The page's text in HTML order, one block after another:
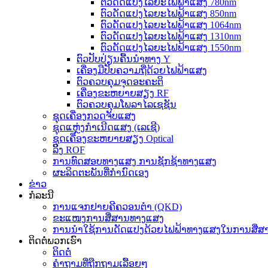
ຕົວດັດແປງໄລຍະໄຟຟ້າແສງ 780nm
ຕົວດັດແປງໄລຍະໄຟຟ້າແສງ 850nm
ຕົວດັດແປງໄລຍະໄຟຟ້າແສງ 1064nm
ຕົວດັດແປງໄລຍະໄຟຟ້າແສງ 1310nm
ຕົວດັດແປງໄລຍະໄຟຟ້າແສງ 1550nm
ຕົວປັບປ່ຽນຄື້ນນຳທາງ Y
ເຄື່ອງມືປັບຄວາມຖີ່ດ້ວຍໄຟຟ້າແສງ
ຕົວຄວບຄຸມຈຸດອະຄະຕິ
ເຄື່ອງຂະຫຍາຍສຽງ RF
ຕົວຄວບຄຸມໂພລາໄລເຊຊັນ
ຊຸດເຄື່ອງກວດຈັບແສງ
ຊຸດແຫຼ່ງກຳເນີດແສງ (ເລເຊີ)
ຊຸດເຄື່ອງຂະຫຍາຍສຽງ Optical
ລິ້ງ ROF
ການທົດສອບທາງແສງ ການຊັກຊ້າທາງແສງ
ຜະລິດຕະພັນທີ່ກຳນົດເອງ
ຂ່າວ
ກໍລະນີ
ການແຈກຢາຍຄີຄວອນຕຳ (QKD)
ຂະແໜງການສື່ສານທາງແສງ
ການນຳໃຊ້ການດັດແປງດ້ວຍໄຟຟ້າທາງແສງໃນການສື່ສ
ຕິດຕໍ່ພວກເຮົາ
ຕິດຕໍ່
ຄຳຖາມທີ່ຖືກຖາມເລື້ອຍໆ